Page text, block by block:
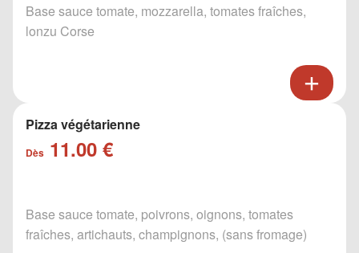
Base sauce tomate, mozzarella, tomates fraîches,
lonzu Corse
Pizza végétarienne
Dès 11.00 €
Base sauce tomate, poivrons, oignons, tomates
fraîches, artichauts, champignons, (sans fromage)